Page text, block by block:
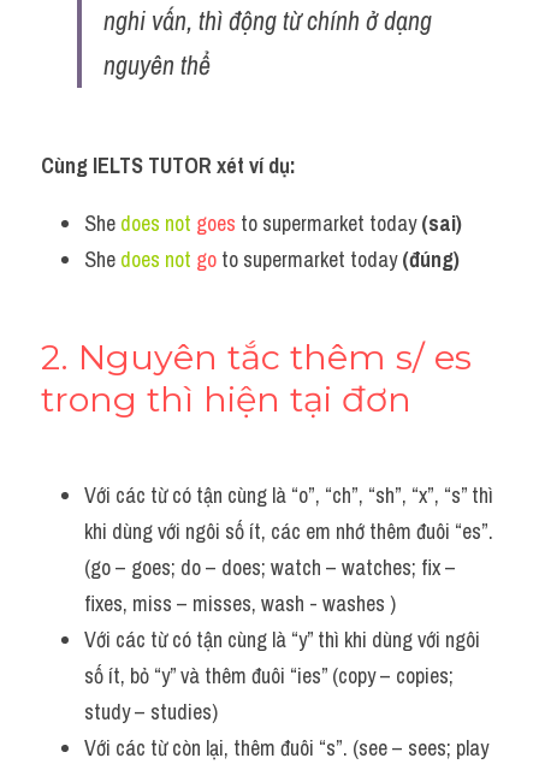
nghi vấn, thì động từ chính ở dạng
nguyên thể
Cùng IELTS TUTOR xét ví dụ:
She does not goes to supermarket today (sai)
She does not go to supermarket today (đúng)
2. Nguyên tắc thêm s/ es
trong thì hiện tại đơn
Với các từ có tận cùng là “o”, “ch”, “sh”, “x”, “s” thì
khi dùng với ngôi số ít, các em nhớ thêm đuôi “es”.
(go – goes; do – does; watch – watches; fix –
fixes, miss – misses, wash - washes )
Với các từ có tận cùng là “y” thì khi dùng với ngôi
số ít, bỏ “y” và thêm đuôi “ies” (copy – copies;
study – studies)
Với các từ còn lại, thêm đuôi “s”. (see – sees; play